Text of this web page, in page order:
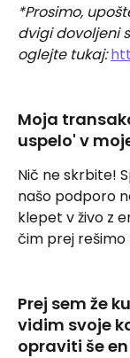
*Prosimo,
dvigi dovoljeni
oglejte tukaj:
Moja
uspelo' v
Nič ne skrbite!
našo podporo
klepet v živo z
čim prej rešimo
Prej sem že
vidim svoje
opraviti še